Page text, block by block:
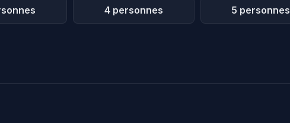
4 personnes 5 personnes